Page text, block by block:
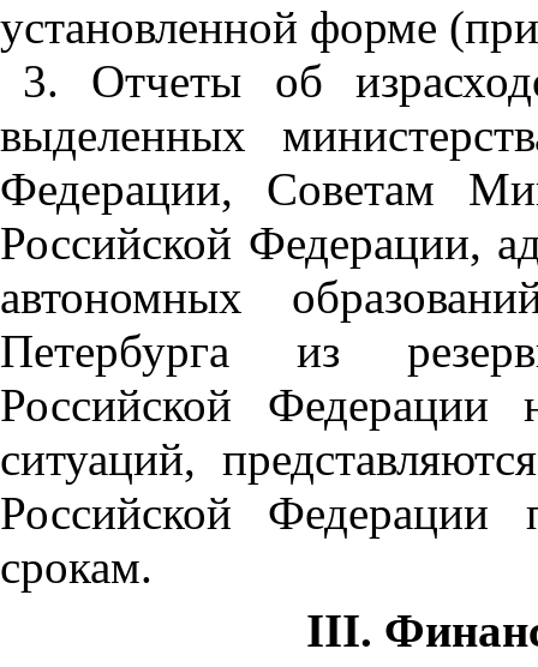
установленной форме
3. Отчеты об
выделенных
Федерации, Советам
Российской Федерации,
автономных
Петербурга из
Российской Федерации
ситуаций,
Российской
срокам.
III.